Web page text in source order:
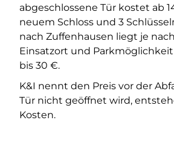
abgeschlossene Tür kostet ab
neuem Schloss und 3
nach Zuffenhausen liegt je
Einsatzort und
bis 30 €.
K&I nennt den Preis vor der
Tür nicht geöffnet wird,
Kosten.